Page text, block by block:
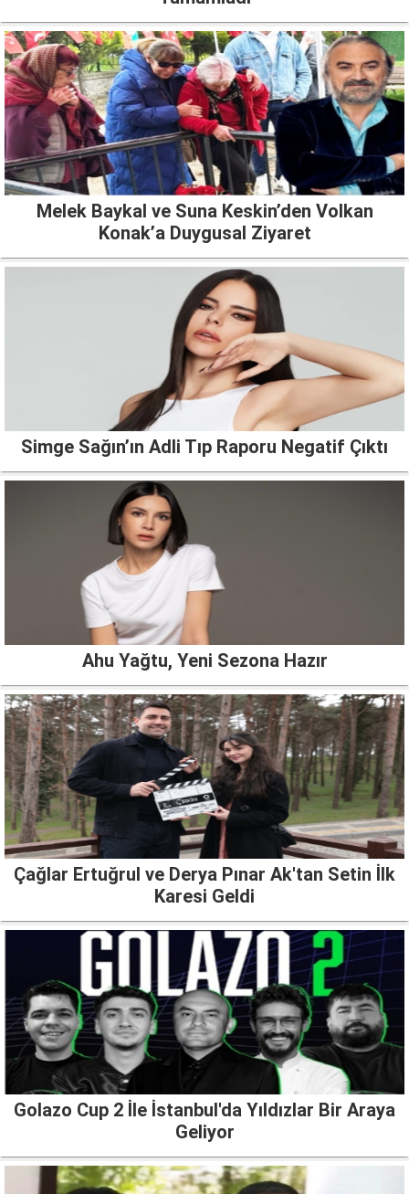
Melek Baykal ve Suna Keskin’den Volkan
Konak’a Duygusal Ziyaret
Simge Sağın’ın Adli Tıp Raporu Negatif Çıktı
Ahu Yağtu, Yeni Sezona Hazır
Çağlar Ertuğrul ve Derya Pınar Ak'tan Setin İlk
Karesi Geldi
Golazo Cup 2 İle İstanbul'da Yıldızlar Bir Araya
Geliyor